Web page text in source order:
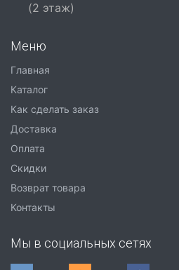
(2 этаж)
Меню
Главная
Каталог
Как сделать заказ
Доставка
Оплата
Скидки
Возврат товара
Контакты
Мы в социальных сетях